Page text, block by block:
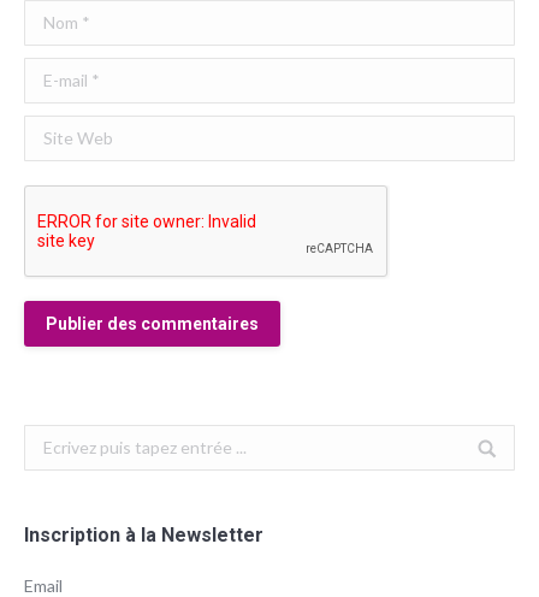
Nom *
E-mail *
Site Web
Publier des commentaires
Search:
Inscription à la Newsletter
Email